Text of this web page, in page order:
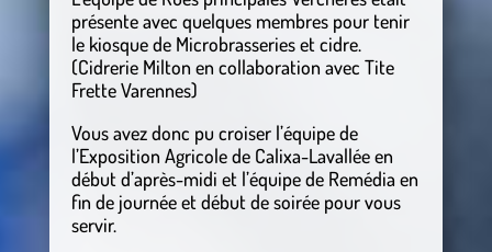
présente avec quelques membres pour tenir
le kiosque de Microbrasseries et cidre.
(Cidrerie Milton en collaboration avec Tite
Frette Varennes)
Vous avez donc pu croiser l’équipe de
l’Exposition Agricole de Calixa-Lavallée en
début d’après-midi et l’équipe de Remédia en
fin de journée et début de soirée pour vous
servir.